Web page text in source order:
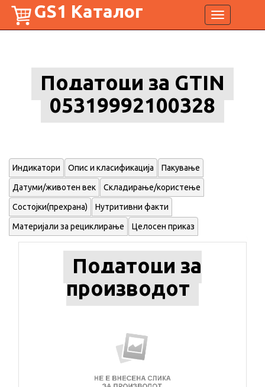
Toggle
navigation
GS1 Каталог
Податоци за GTIN
05319992100328
Индикатори Опис и класификација Пакување
Датуми/животен век Складирање/користење
Состојки(прехрана) Нутритивни факти
Материјали за рециклирање Целосен приказ
Податоци за
производот